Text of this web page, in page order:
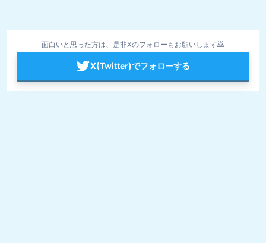
面白いと思った方は、是非Xのフォローもお願いします🙇
X(Twitter)でフォローする